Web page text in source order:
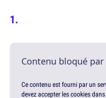
Contenu bloqué
Ce contenu est fourni par un
devez accepter les cookies